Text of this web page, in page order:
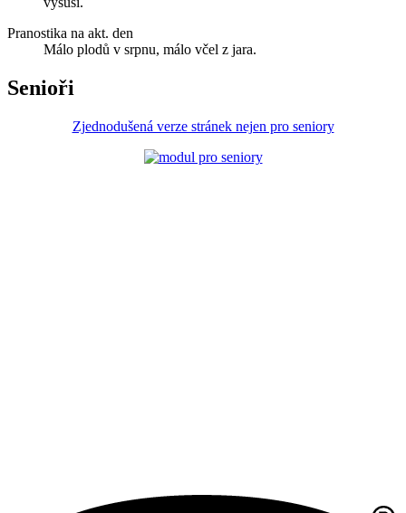
Pranostika na akt. den
Málo plodů v srpnu, málo včel z jara.
Senioři
Zjednodušená verze stránek nejen pro seniory